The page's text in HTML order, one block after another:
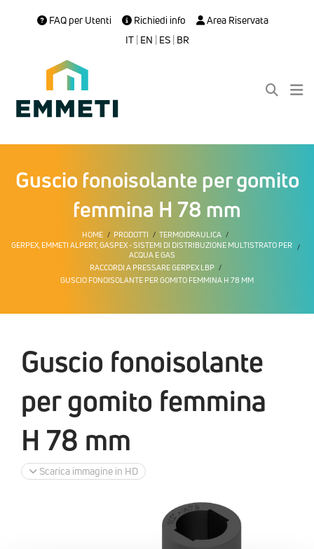
FAQ per Utenti Richiedi info
Area Riservata
IT| EN | ES| BR
Guscio fonoisolante per gomito
femmina H 78 mm
HOME PRODOTTI
TERMOIDRAULICA
GERPEX, EMMETI ALPERT, GASPEX - SISTEMI DI DISTRIBUZIONE MULTISTRATO PER
ACQUA E GAS
RACCORDI A PRESSARE GERPEX LBP
GUSCIO FONOISOLANTE PER GOMITO FEMMINA H 78 MM
Guscio fonoisolante
per gomito femmina
H 78 mm
Scarica immagine in HD